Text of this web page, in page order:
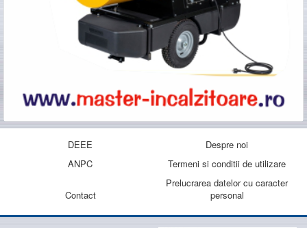
DEEE
Despre noi
ANPC
Termeni si conditii de utilizare
Contact
Prelucrarea datelor cu caracter
personal